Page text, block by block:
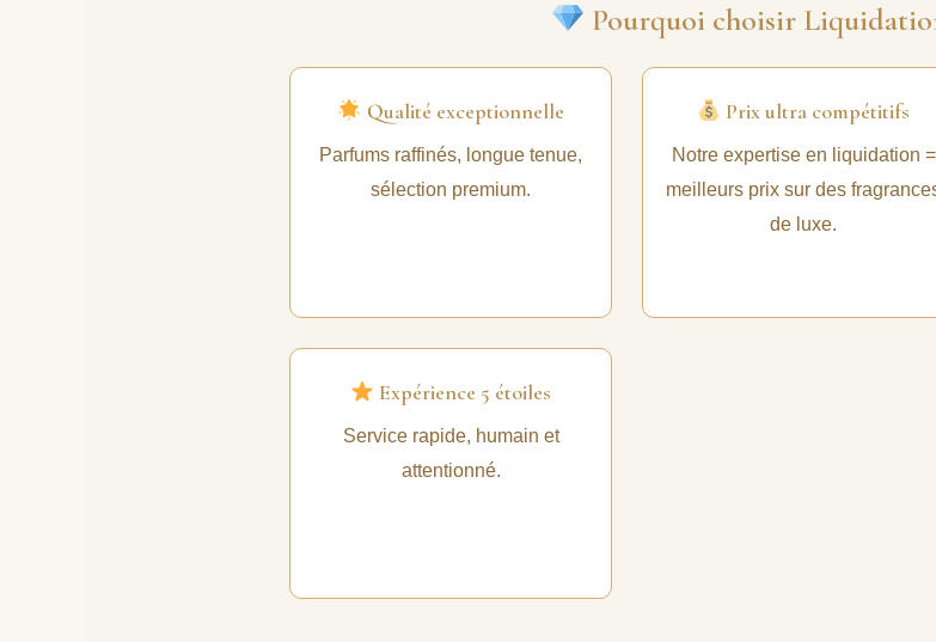
Pourquoi choisir
Qualité exceptionnelle
Parfums raffinés, longue tenue,
sélection premium.
Prix ultra compétitifs
Notre expertise en liquidation =
meilleurs prix sur des
de luxe.
Expérience 5 étoiles
Service rapide, humain et
attentionné.